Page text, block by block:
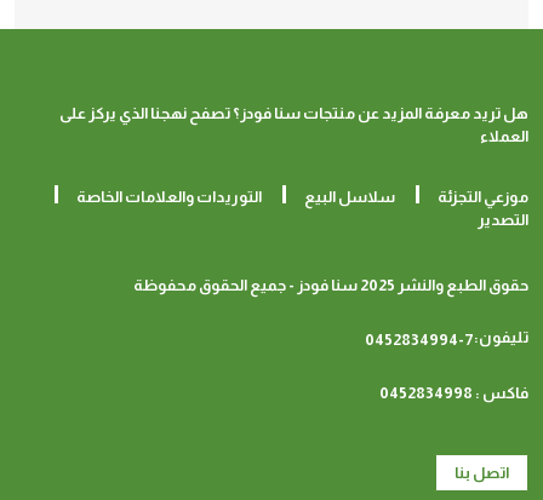
هل تريد معرفة المزيد عن منتجات سنا فودز؟ تصفح نهجنا الذي يركز على
العملاء
موزعي التجزئة سلاسل البيع
التوريدات والعلامات الخاصة
التصدير
حقوق الطبع والنشر 2025 سنا فودز - جميع الحقوق محفوظة
تليفون:0452834994-7
فاكس : 0452834998
اتصل بنا